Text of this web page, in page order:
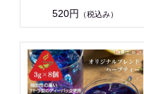
520円
（税込み）